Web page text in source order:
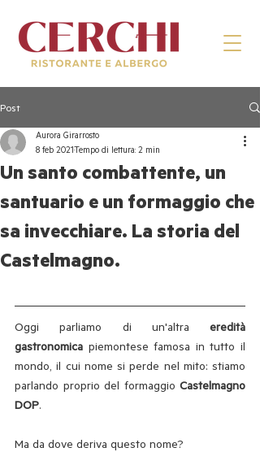
Post
Un santo combattente, un
santuario e un formaggio che
sa invecchiare. La storia del
Castelmagno.
Aurora Girarrosto
8 feb 2021Tempo di lettura: 2 min
Oggi parliamo di un'altra eredità
gastronomica piemontese famosa in tutto il
mondo, il cui nome si perde nel mito: stiamo
parlando proprio del formaggio Castelmagno
DOP.
Ma da dove deriva questo nome?